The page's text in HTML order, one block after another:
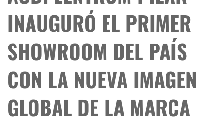
INAUGURÓ EL PRIMER
SHOWROOM DEL PAÍS
CON LA NUEVA IMAGEN
GLOBAL DE LA MARCA